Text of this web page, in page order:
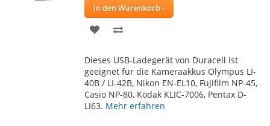
In den Warenkorb
ZUR
HINZUFÜGEN
HINZUFÜGEN
Dieses USB-Ladegerät von Duracell ist
geeignet für die Kameraakkus Olympus LI-
40B / LI-42B, Nikon EN-EL10, Fujifilm NP-45,
Casio NP-80, Kodak KLIC-7006, Pentax D-
LI63. Mehr erfahren